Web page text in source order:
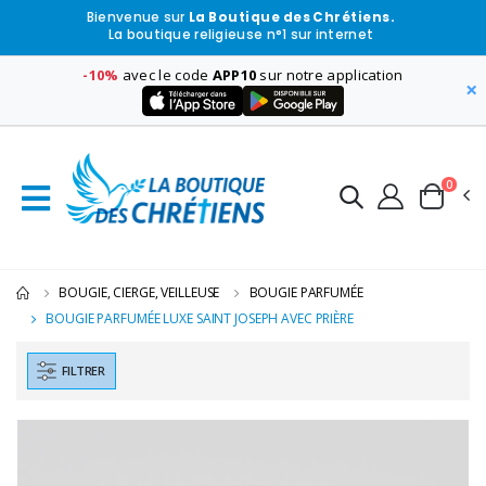
Bienvenue sur La Boutique des Chrétiens.
La boutique religieuse n°1 sur internet
-10% avec le code APP10 sur notre application
×
0
BOUGIE, CIERGE, VEILLEUSE
BOUGIE PARFUMÉE
BOUGIE PARFUMÉE LUXE SAINT JOSEPH AVEC PRIÈRE
FILTRER